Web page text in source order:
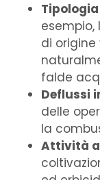
di
falde
Deflussi
delle
la
Attività